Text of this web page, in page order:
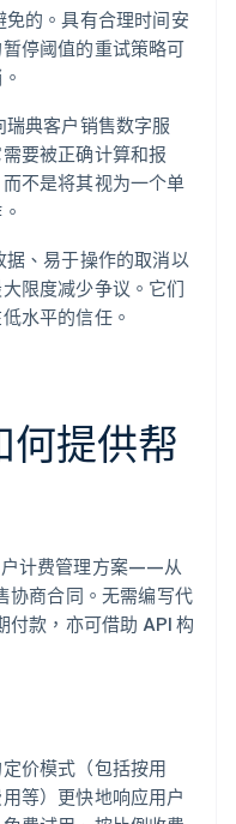
免的。具有合理时间安
停阈值的重试策略可
瑞典客户销售数字服
要被正确计算和报
不是将其视为一个单
据、易于操作的取消以
限度减少争议。它们
水平的信任。
何提供帮
计费管理方案——从
协商合同。无需编写代
付款，亦可借助 API 构
价模式（包括按用
等）更快地响应用户